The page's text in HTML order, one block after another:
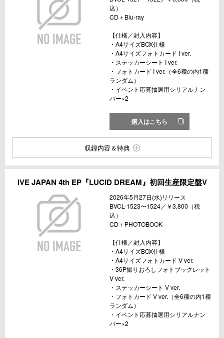
込）
CD＋Blu-ray
【仕様／封入内容】
・A4サイズBOX仕様
・A4サイズフォトカード I ver.
・ステッカーシート I ver.
・フォトカード I ver.（全6種の内1種
ランダム）
・イベント応募抽選用シリアルナン
バー×2
購入はこちら
収録内容＆特典
IVE JAPAN 4th EP『LUCID DREAM』初回生産限定盤V
2026年5月27日(水)リリース
BVCL-1523〜1524／￥3,800（税
込）
CD＋PHOTOBOOK
【仕様／封入内容】
・A4サイズBOX仕様
・A4サイズフォトカード V ver.
・36P撮りおろしフォトブックレット
V ver.
・ステッカーシート V ver.
・フォトカード V ver.（全6種の内1種
ランダム）
・イベント応募抽選用シリアルナン
バー×2